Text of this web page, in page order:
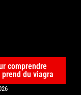
comprendre
du viagra